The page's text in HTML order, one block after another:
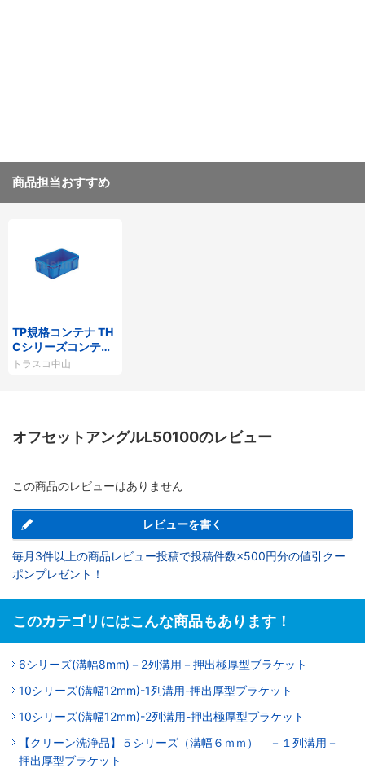
商品担当おすすめ
TP規格コンテナ TH
Cシリーズコンテナ
（Aタイプ）
トラスコ中山
オフセットアングルL50100のレビュー
この商品のレビューはありません
レビューを書く
毎月3件以上の商品レビュー投稿で投稿件数×500円分の値引クー
ポンプレゼント！
このカテゴリにはこんな商品もあります！
6シリーズ(溝幅8mm)－2列溝用－押出極厚型ブラケット
10シリーズ(溝幅12mm)-1列溝用-押出厚型ブラケット
10シリーズ(溝幅12mm)-2列溝用-押出極厚型ブラケット
【クリーン洗浄品】５シリーズ（溝幅６ｍｍ） －１列溝用－
押出厚型ブラケット